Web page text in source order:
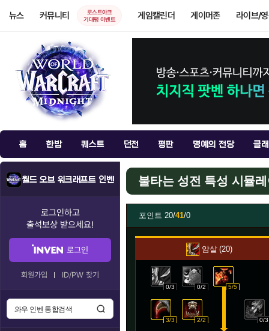
뉴스 커뮤니티
로스트아크
기대평 이벤트
게임캘린더 게이머존 라이브/
홈 한밤 퀘스트 던전 평판 명예의 전당 클
월드 오브 워크래프트 인벤
로그인하고
출석보상 받으세요!
로그인
회원가입 ID/PW 찾기
불타는 성전 특성 시뮬
포인트 20/41/0
암살 20
0/3 0/2 5/5
3/3 2/2 0/3